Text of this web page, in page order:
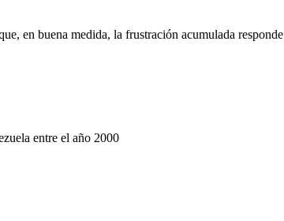
en buena medida, la frustración acumulada responde
entre el año 2000